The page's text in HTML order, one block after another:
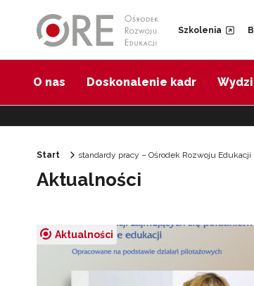
Szkolenia
O nas Doskonalenie kadr
Start standardy pracy – Ośrodek Rozwoju Edukacji
Aktualności
Aktualności